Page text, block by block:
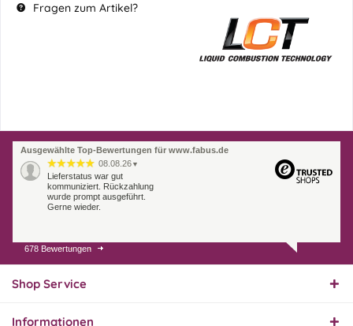
Fragen zum Artikel?
Ausgewählte Top-Bewertungen für www.fabus.de
08.08.26 ▼
Lieferstatus war gut
kommuniziert. Rückzahlung
wurde prompt ausgeführt.
Gerne wieder.
07.08.26
Endlich das richtige
678 Bewertungen
Shop Service
Informationen